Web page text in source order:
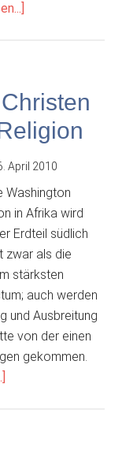
Helfer
von
Sektenchef
Schäfer
April 2010
Washington
in Afrika wird
Erdteil südlich
zwar als die
stärksten
auch werden
und Ausbreitung
von der einen
gekommen.